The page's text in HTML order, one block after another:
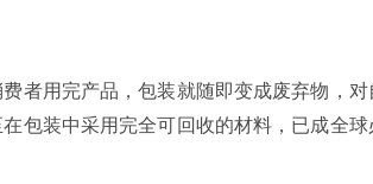
者用完产品，包装就随即变成废弃物，
包装中采用完全可回收的材料，已成全